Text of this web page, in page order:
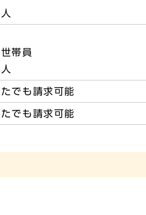
世帯員
たでも請求可能
たでも請求可能